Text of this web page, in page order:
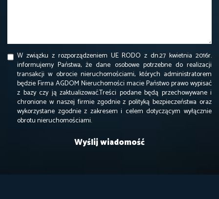
W związku z rozporządzeniem UE RODO z dn.27 kwietnia 2016r.
informujemy Państwa, że dane osobowe potrzebne do realizacji
transakcji w obrocie nieruchomościami, których administratorem
będzie Firma AGDOM Nieruchomości macie Państwo prawo wypisać
z bazy czy ją zaktualizować.Treści podane będą przechowywane i
chronione w naszej firmie zgodnie z polityką bezpieczeństwa oraz
wykorzystane zgodnie z zakresem i celem dotyczącym wyłącznie
obrotu nieruchomościami.